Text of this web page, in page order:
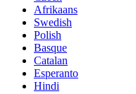
Afrikaans
Swedish
Polish
Basque
Catalan
Esperanto
Hindi